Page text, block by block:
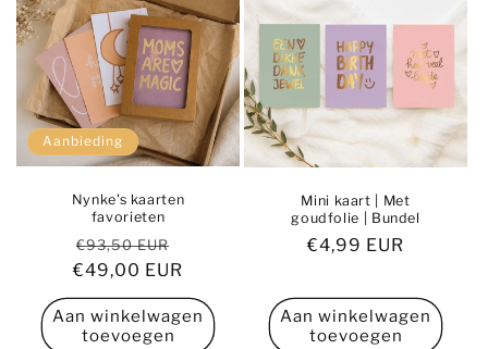
Aanbieding
Nynke's kaarten
favorieten
Normale
prijs
€93,50 EUR
Aanbiedingsprijs
€49,00 EUR
Aan winkelwagen
toevoegen
Mini kaart | Met
goudfolie | Bundel
Normale
€4,99 EUR
Aan winkelwagen
toevoegen